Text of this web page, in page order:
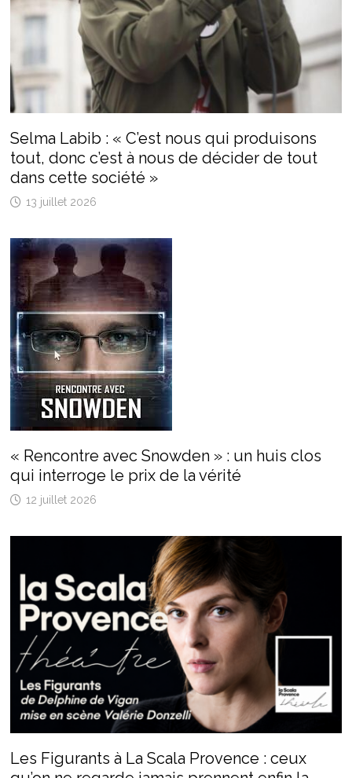
Selma Labib : « C’est nous qui produisons
tout, donc c’est à nous de décider de tout
dans cette société »
13 juillet 2026
« Rencontre avec Snowden » : un huis clos
qui interroge le prix de la vérité
12 juillet 2026
Les Figurants à La Scala Provence : ceux